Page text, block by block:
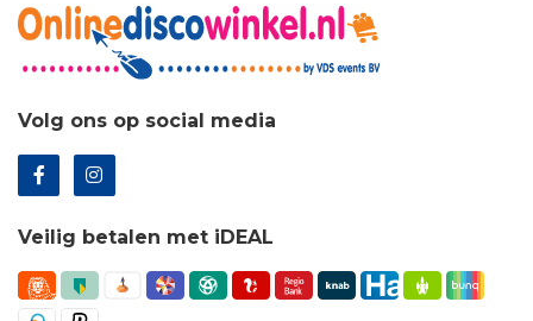
Volg ons op social media
Veilig betalen met iDEAL